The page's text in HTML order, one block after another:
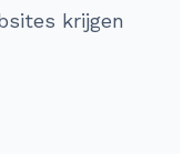
krijgen